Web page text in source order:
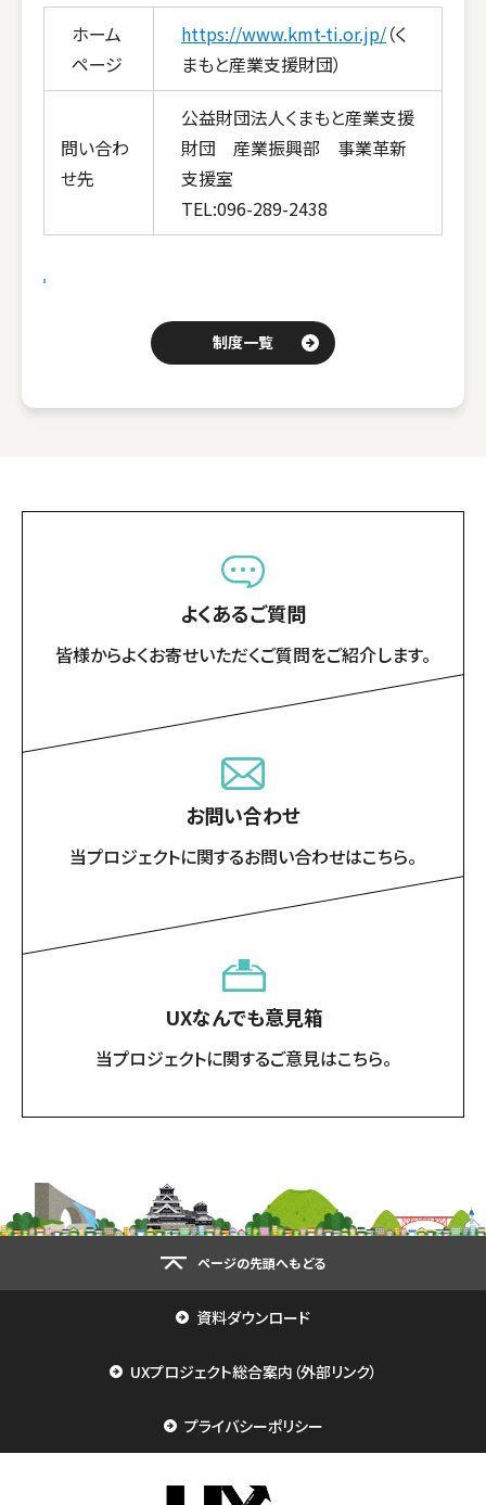
ホーム
ページ
https://www.kmt-ti.or.jp/（く
まもと産業支援財団）
問い合わ
せ先
公益財団法人くまもと産業支援
財団 産業振興部 事業革新
支援室
TEL:096-289-2438
制度一覧
よくあるご質問
皆様からよくお寄せいただくご質問をご紹介します。
お問い合わせ
当プロジェクトに関するお問い合わせはこちら。
UXなんでも意見箱
当プロジェクトに関するご意見はこちら。
資料ダウンロード
UXプロジェクト総合案内（外部リンク）
プライバシーポリシー
ページの先頭へもどる